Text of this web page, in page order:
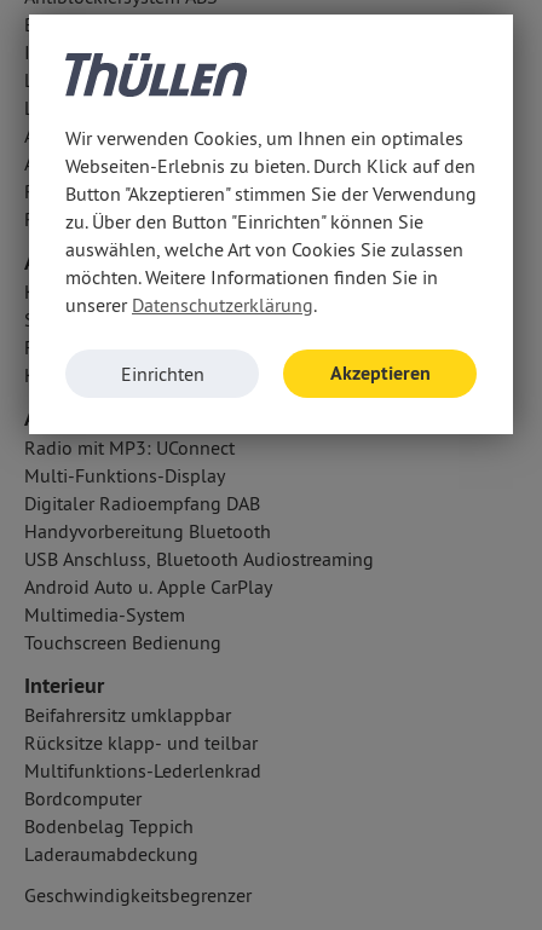
Berganfahrhilfe
ISOFIX Kindersitzbefestigung
LED-Tagfahrlicht
Lichtsensor
Außentemperatur Anzeige
Antriebsschlupfregelung ASR
Reifendruckkontrolle
Regensensor
Airbags
Kopfairbag vorn und hinten
Seitenairbag vorn
Fahrer- /Beifahrerairbag
Knieairbag Fahrer
Audio & Kommunikation
Radio mit MP3: UConnect
Multi-Funktions-Display
Digitaler Radioempfang DAB
Handyvorbereitung Bluetooth
USB Anschluss, Bluetooth Audiostreaming
Android Auto u. Apple CarPlay
Multimedia-System
Touchscreen Bedienung
Interieur
Beifahrersitz umklappbar
Rücksitze klapp- und teilbar
Multifunktions-Lederlenkrad
Bordcomputer
Bodenbelag Teppich
Laderaumabdeckung
Geschwindigkeitsbegrenzer
Wir verwenden Cookies, um Ihnen ein optimales
Webseiten-Erlebnis zu bieten. Durch Klick auf den
Button "Akzeptieren" stimmen Sie der Verwendung
zu. Über den Button "Einrichten" können Sie
auswählen, welche Art von Cookies Sie zulassen
möchten. Weitere Informationen finden Sie in
unserer Datenschutzerklärung.
Einrichten Akzeptieren